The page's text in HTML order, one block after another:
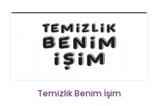
Temizlik Benim İşim